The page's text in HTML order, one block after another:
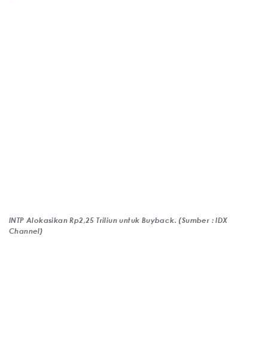
INTP Alokasikan Rp2,25 Triliun untuk Buyback. (Sumber : IDX
Channel)